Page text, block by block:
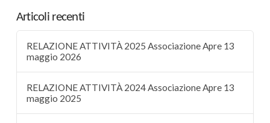
Articoli recenti
RELAZIONE ATTIVITÀ 2025 Associazione Apre 13
maggio 2026
RELAZIONE ATTIVITÀ 2024 Associazione Apre 13
maggio 2025